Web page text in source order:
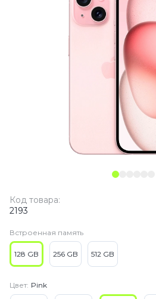
Код товара:
2193
Встроенная память
128 GB 256 GB 512 GB
Цвет: Pink